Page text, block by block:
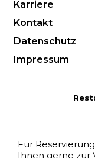
Karriere
Kontakt
Datenschutz
Impressum
Für
Ihnen gerne zur